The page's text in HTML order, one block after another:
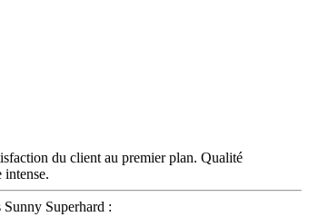
du client au premier plan. Qualité
intense.
Superhard :